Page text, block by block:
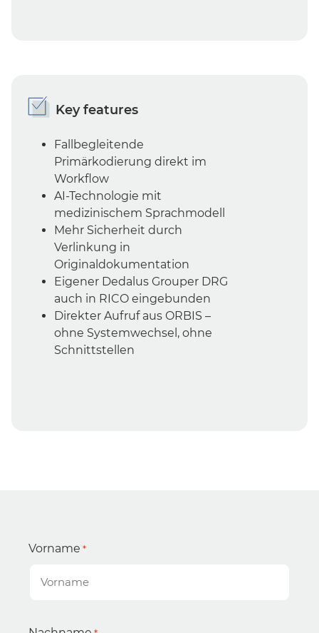
Key features
Fallbegleitende
Primärkodierung direkt im
Workflow
AI-Technologie mit
medizinischem Sprachmodell
Mehr Sicherheit durch
Verlinkung in
Originaldokumentation
Eigener Dedalus Grouper DRG
auch in RICO eingebunden
Direkter Aufruf aus ORBIS –
ohne Systemwechsel, ohne
Schnittstellen
Vorname *